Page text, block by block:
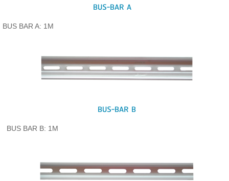
BUS-BAR A
BUS BAR A: 1M
BUS-BAR B
BUS BAR B: 1M